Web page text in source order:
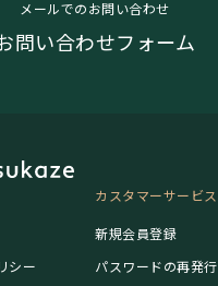
メールでのお問い合わせ
問い合わせフォーム
シー
カスタマーサービス
新規会員登録
パスワードの再発行